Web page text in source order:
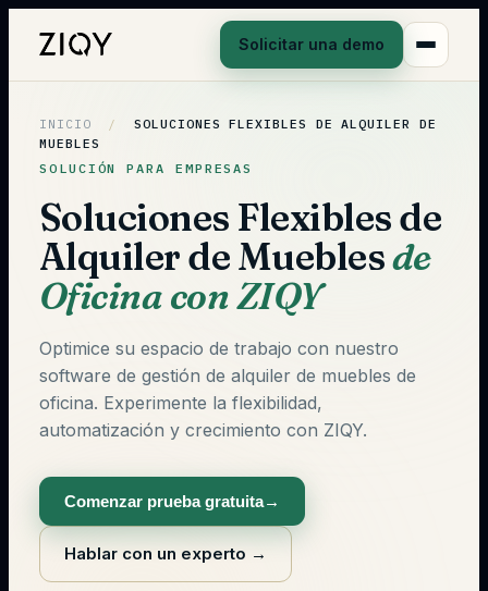
Solicitar una demo
INICIO /
SOLUCIONES FLEXIBLES DE ALQUILER DE
MUEBLES
SOLUCIÓN PARA EMPRESAS
Soluciones Flexibles de
Alquiler de Mueblesde
Oficina con ZIQY
Optimice su espacio de trabajo con nuestro
software de gestión de alquiler de muebles de
oficina. Experimente la flexibilidad,
automatización y crecimiento con ZIQY.
Comenzar prueba gratuita→
Hablar con un experto →